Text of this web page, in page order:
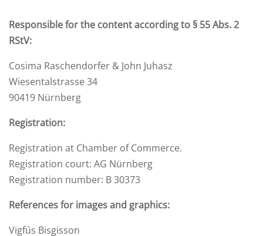
Responsible for the content according to § 55 Abs. 2
RStV:
Cosima Raschendorfer & John Juhasz
Wiesentalstrasse 34
90419 Nürnberg
Registration:
Registration at Chamber of Commerce.
Registration court: AG Nürnberg
Registration number: B 30373
References for images and graphics:
Vigfús Bisgisson